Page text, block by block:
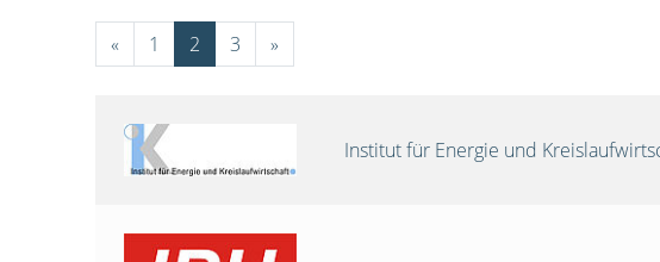
« 1 2 3 »
Institut für Energie und